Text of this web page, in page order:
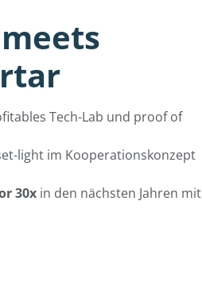
Tech-Lab und proof of
light im Kooperationskonzept
30x in den nächsten Jahren mit